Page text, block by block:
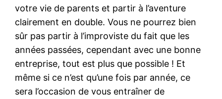
votre vie de parents et partir à l’aventure
clairement en double. Vous ne pourrez bien
sûr pas partir à l’improviste du fait que les
années passées, cependant avec une bonne
entreprise, tout est plus que possible ! Et
même si ce n’est qu’une fois par année, ce
sera l’occasion de vous entraîner de